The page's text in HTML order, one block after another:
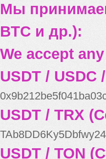
Мы
BTC и др.):
We accept
USDT / USDC
USDT / TRX
USDT / TON